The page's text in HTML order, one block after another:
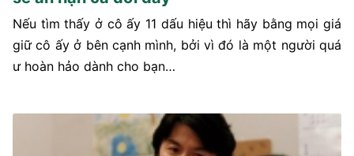
Nếu tìm thấy ở cô ấy 11 dấu hiệu thì hãy bằng mọi giá
giữ cô ấy ở bên cạnh mình, bởi vì đó là một người quá
ư hoàn hảo dành cho bạn…